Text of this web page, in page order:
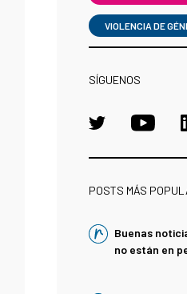
VIOLENCIA DE
SÍGUENOS
POSTS MÁS
Buenas
no están en